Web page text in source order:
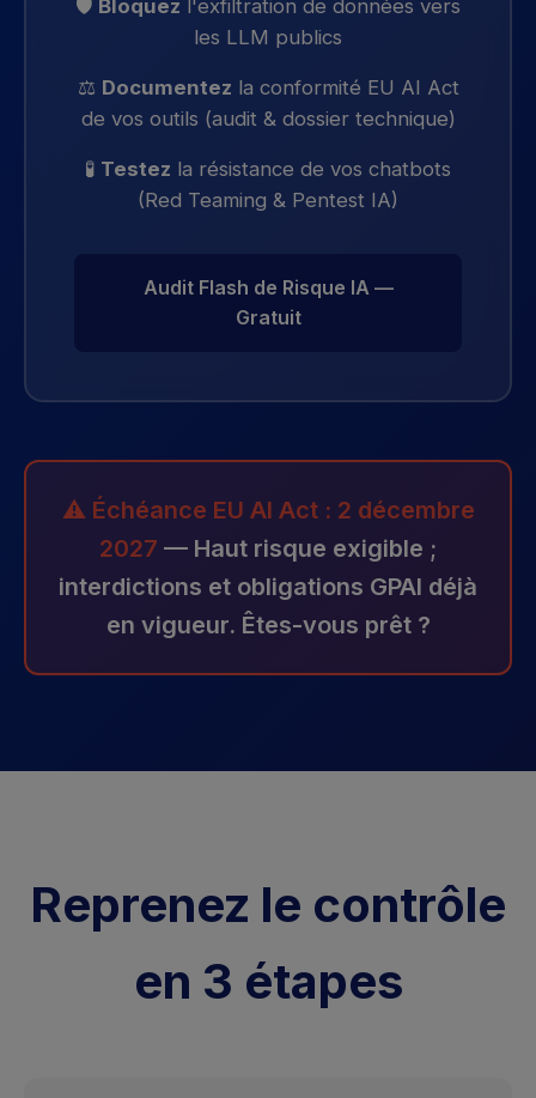
🛡️ Bloquez l'exfiltration de données vers
les LLM publics
⚖️ Documentez la conformité EU AI Act
de vos outils (audit & dossier technique)
🧪 Testez la résistance de vos chatbots
(Red Teaming & Pentest IA)
Audit Flash de Risque IA —
Gratuit
⚠️ Échéance EU AI Act : 2 décembre
2027 — Haut risque exigible ;
interdictions et obligations GPAI déjà
en vigueur. Êtes-vous prêt ?
Reprenez le contrôle
en 3 étapes